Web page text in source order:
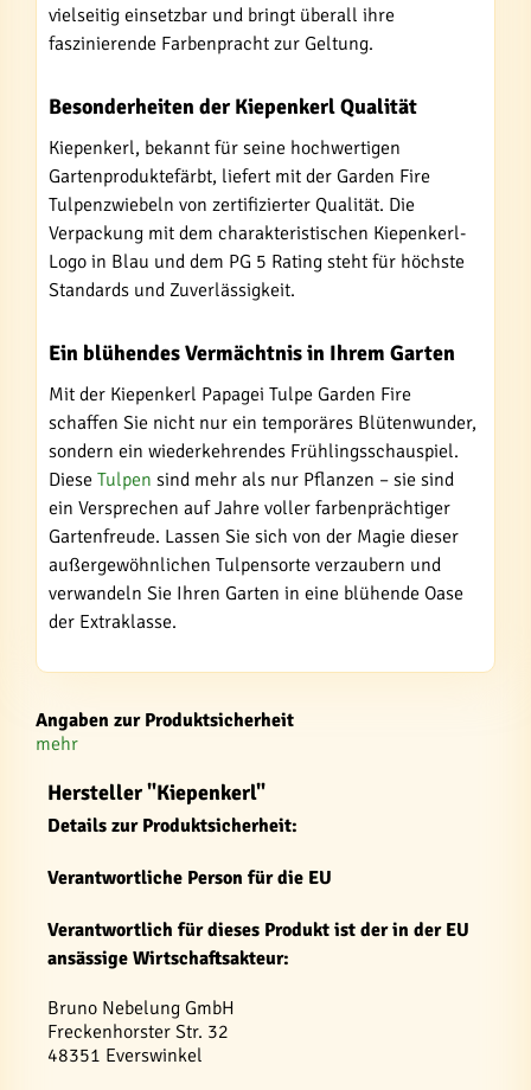
vielseitig einsetzbar und bringt überall ihre
faszinierende Farbenpracht zur Geltung.
Besonderheiten der Kiepenkerl Qualität
Kiepenkerl, bekannt für seine hochwertigen
Gartenproduktefärbt, liefert mit der Garden Fire
Tulpenzwiebeln von zertifizierter Qualität. Die
Verpackung mit dem charakteristischen Kiepenkerl-
Logo in Blau und dem PG 5 Rating steht für höchste
Standards und Zuverlässigkeit.
Ein blühendes Vermächtnis in Ihrem Garten
Mit der Kiepenkerl Papagei Tulpe Garden Fire
schaffen Sie nicht nur ein temporäres Blütenwunder,
sondern ein wiederkehrendes Frühlingsschauspiel.
Diese Tulpen sind mehr als nur Pflanzen – sie sind
ein Versprechen auf Jahre voller farbenprächtiger
Gartenfreude. Lassen Sie sich von der Magie dieser
außergewöhnlichen Tulpensorte verzaubern und
verwandeln Sie Ihren Garten in eine blühende Oase
der Extraklasse.
Angaben zur Produktsicherheit
mehr
Hersteller "Kiepenkerl"
Details zur Produktsicherheit:
Verantwortliche Person für die EU
Verantwortlich für dieses Produkt ist der in der EU
ansässige Wirtschaftsakteur:
Bruno Nebelung GmbH
Freckenhorster Str. 32
48351 Everswinkel